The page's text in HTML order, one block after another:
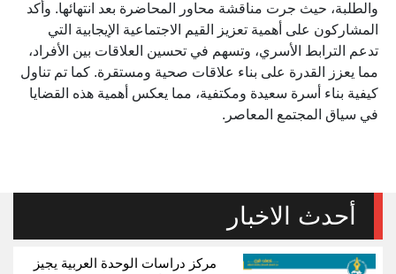
والطلبة، حيث جرت مناقشة محاور المحاضرة بعد انتهائها. وأكد
المشاركون على أهمية تعزيز القيم الاجتماعية الإيجابية التي
تدعم الترابط الأسري، وتسهم في تحسين العلاقات بين الأفراد،
مما يعزز القدرة على بناء علاقات صحية ومستقرة. كما تم تناول
كيفية بناء أسرة سعيدة ومكتفية، مما يعكس أهمية هذه القضايا
في سياق المجتمع المعاصر.
أحدث الاخبار
مركز دراسات الوحدة العربية يجيز